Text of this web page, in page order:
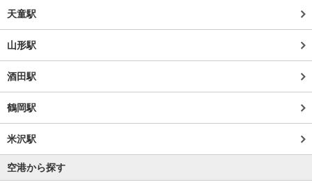
天童駅
山形駅
酒田駅
鶴岡駅
米沢駅
空港から探す